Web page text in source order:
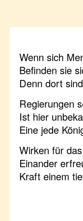
Wenn sich
Befinden sie
Denn dort
Regierungen
Ist hier
Eine jede
Wirken für
Einander
Kraft einem